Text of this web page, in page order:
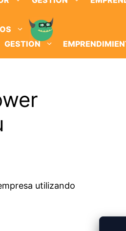
GESTION
utilizando